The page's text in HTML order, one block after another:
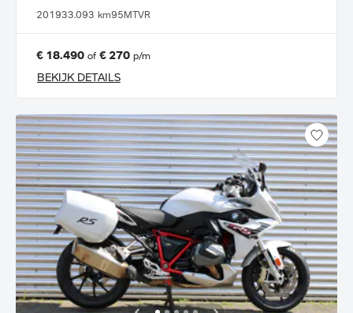
201933.093 km95MTVR
€ 18.490 of € 270 p/m
BEKIJK DETAILS